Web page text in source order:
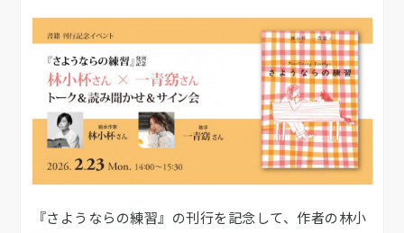
『さようならの練習』の刊行を記念して、作者の林小